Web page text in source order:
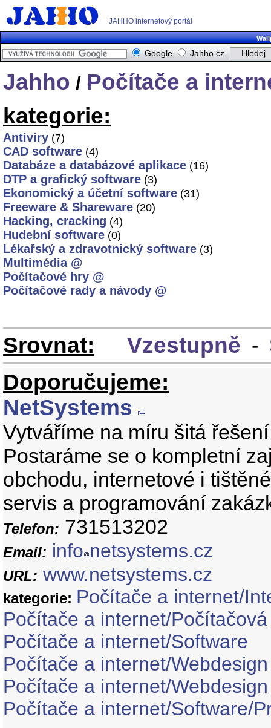
JAHHO internetový portál
Google Jahho.cz
Jahho / Počítače a
kategorie:
Antiviry (7)
CAD software (4)
Databáze a databázové aplikace (16)
DTP a grafický software (3)
Ekonomický a účetní software (31)
Freeware & Shareware (20)
Hacking, cracking (4)
Hudební software (0)
Lékařský a zdravotnický software (3)
Multimédia @
Počítačové hry @
Počítačové rady a návody @
Srovnat: Vzestupně -
Doporučujeme:
NetSystems
Vytváříme na míru šitá
Postaráme se o kompletní
obchodu, internetové i
servis a programování
Telefon: 731513202
Email: info netsystems.cz
URL: www.netsystems.cz
kategorie: Počítače a internet/
Počítače a internet/
Počítače a internet/Software
Počítače a internet/
Počítače a internet/
Počítače a internet/Software/